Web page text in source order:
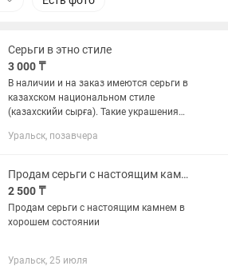
Серьги в этно стиле
3 000 ₸
В наличии и на заказ имеются серьги в
казахском национальном стиле
(казахскийи сырға). Такие украшения
носить в повседневной жизни, в
Уральск, позавчера
Продам серьги с настоящим камнем
2 500 ₸
Продам серьги с настоящим камнем в
хорошем состоянии
Уральск, 25 июля